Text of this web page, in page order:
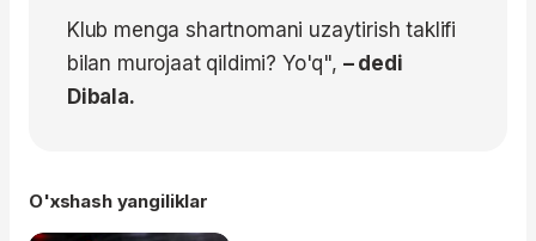
Klub menga shartnomani uzaytirish taklifi
bilan murojaat qildimi? Yo'q", – dedi
Dibala.
O'xshash yangiliklar